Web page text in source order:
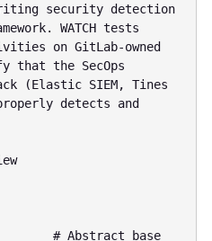
security detection
WATCH tests
on GitLab-owned
the SecOps
(Elastic SIEM, Tines
detects and
# Abstract base